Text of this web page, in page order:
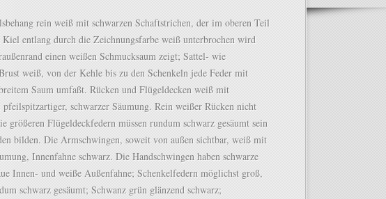
rein weiß mit schwarzen Schaftstrichen, der im oberen Teil
Kiel entlang durch die Zeichnungsfarbe weiß unterbrochen wird
einen weißen Schmucksaum zeigt; Sattel- wie
weiß, von der Kehle bis zu den Schenkeln jede Feder mit
Saum umfaßt. Rücken und Flügeldecken weiß mit
pfeilspitzartiger, schwarzer Säumung. Rein weißer Rücken nicht
größeren Flügeldeckfedern müssen rundum schwarz gesäumt sein
bilden. Die Armschwingen, soweit von außen sichtbar, weiß mit
Innenfahne schwarz. Die Handschwingen haben schwarze
Innen- und weiße Außenfahne; Schenkelfedern möglichst groß,
schwarz gesäumt; Schwanz grün glänzend schwarz;